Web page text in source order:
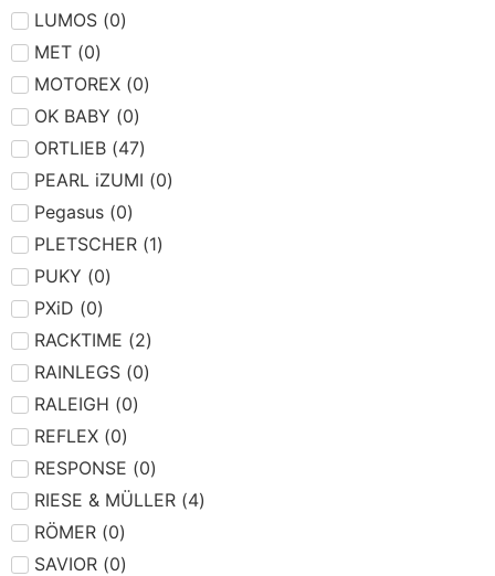
LUMOS (0)
MET (0)
MOTOREX (0)
OK BABY (0)
ORTLIEB (47)
PEARL iZUMI (0)
Pegasus (0)
PLETSCHER (1)
PUKY (0)
PXiD (0)
RACKTIME (2)
RAINLEGS (0)
RALEIGH (0)
REFLEX (0)
RESPONSE (0)
RIESE & MÜLLER (4)
RÖMER (0)
SAVIOR (0)